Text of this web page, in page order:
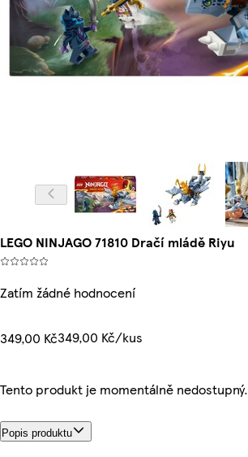
LEGO NINJAGO 71810 Dračí mládě Riyu
Zatím žádné hodnocení
349,00 Kč349,00 Kč/kus
Tento produkt je momentálně nedostupný.
Popis produktu